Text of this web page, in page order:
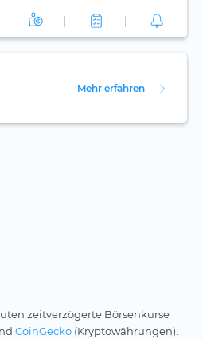
Mehr erfahren
zeitverzögerte Börsenkurse
CoinGecko (Kryptowährungen).